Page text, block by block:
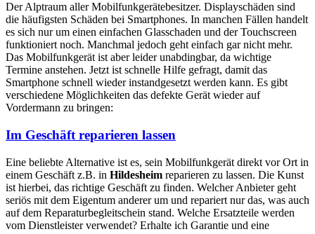
Der Alptraum aller Mobilfunkgerätebesitzer. Displayschäden sind
die häufigsten Schäden bei Smartphones. In manchen Fällen handelt
es sich nur um einen einfachen Glasschaden und der Touchscreen
funktioniert noch. Manchmal jedoch geht einfach gar nicht mehr.
Das Mobilfunkgerät ist aber leider unabdingbar, da wichtige
Termine anstehen. Jetzt ist schnelle Hilfe gefragt, damit das
Smartphone schnell wieder instandgesetzt werden kann. Es gibt
verschiedene Möglichkeiten das defekte Gerät wieder auf
Vordermann zu bringen:
Im Geschäft reparieren lassen
Eine beliebte Alternative ist es, sein Mobilfunkgerät direkt vor Ort in
einem Geschäft z.B. in Hildesheim reparieren zu lassen. Die Kunst
ist hierbei, das richtige Geschäft zu finden. Welcher Anbieter geht
seriös mit dem Eigentum anderer um und repariert nur das, was auch
auf dem Reparaturbegleitschein stand. Welche Ersatzteile werden
vom Dienstleister verwendet? Erhalte ich Garantie und eine